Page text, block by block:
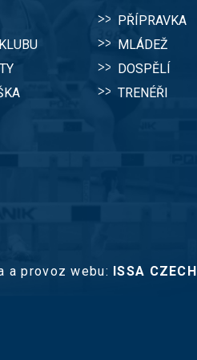
PŘÍPRAVKA
MLÁDEŽ
DOSPĚLÍ
TRENÉŘI
a provoz webu: ISSA CZECH